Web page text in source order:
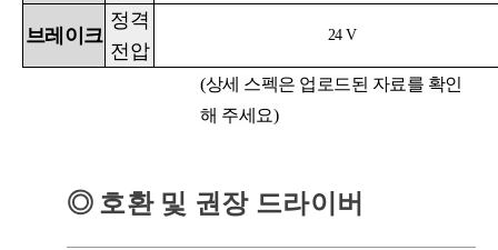
브레이크
정격
전압
24 V
(상세 스펙은 업로드된 자료를 확인
해 주세요)
◎ 호환 및 권장 드라이버